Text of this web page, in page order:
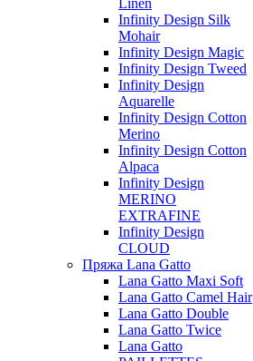
Linen
Infinity Design Silk
Mohair
Infinity Design Magic
Infinity Design Tweed
Infinity Design
Aquarelle
Infinity Design Cotton
Merino
Infinity Design Cotton
Alpaca
Infinity Design
MERINO
EXTRAFINE
Infinity Design
CLOUD
Пряжа Lana Gatto
Lana Gatto Maxi Soft
Lana Gatto Camel Hair
Lana Gatto Double
Lana Gatto Twice
Lana Gatto